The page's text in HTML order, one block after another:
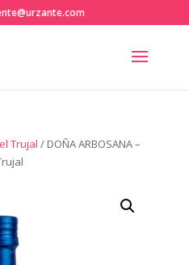
Trujal / DOÑA ARBOSANA –